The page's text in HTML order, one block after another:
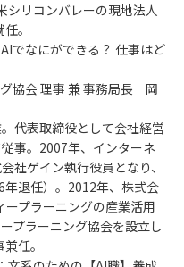
シリコンバレーの現地法人
。
でなにができる？ 仕事はど
協会 理事 兼 事務局長 岡
代表取締役として会社経営
事。2007年、インターネ
社ゲイン執行役員となり、
退任）。2012年、株式会
プラーニングの産業活用
プラーニング協会を設立し
任。